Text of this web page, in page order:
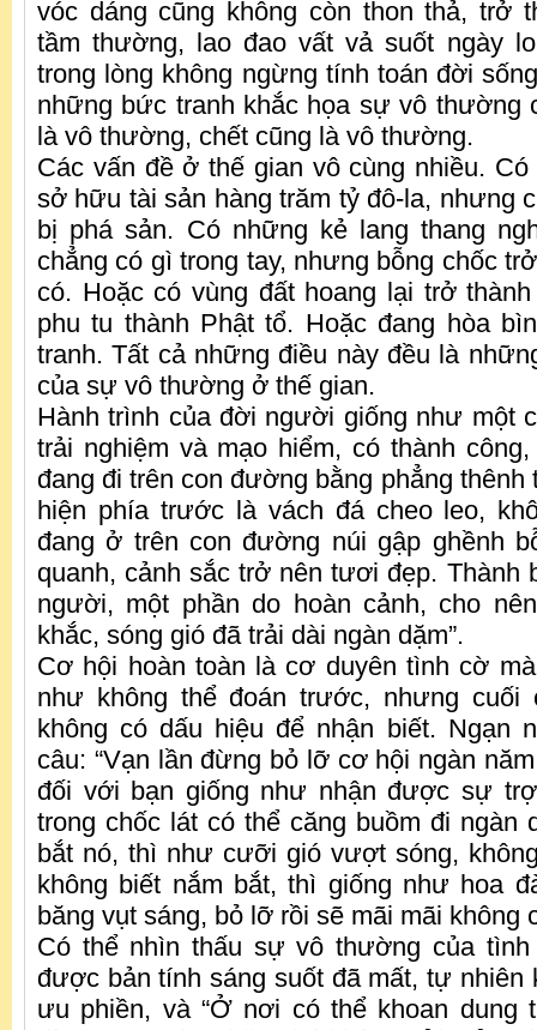
vóc dáng cũng không còn thon thả, trở
tầm thường, lao đao vất vả suốt ngày
trong lòng không ngừng tính toán đời
những bức tranh khắc họa sự vô thường
là vô thường, chết cũng là vô thường.
Các vấn đề ở thế gian vô cùng nhiều.
sở hữu tài sản hàng trăm tỷ đô-la, nhưng
bị phá sản. Có những kẻ lang thang
chẳng có gì trong tay, nhưng bỗng chốc
có. Hoặc có vùng đất hoang lại trở
phu tu thành Phật tổ. Hoặc đang hòa
tranh. Tất cả những điều này đều là
của sự vô thường ở thế gian.
Hành trình của đời người giống như một
trải nghiệm và mạo hiểm, có thành
đang đi trên con đường bằng phẳng thênh
hiện phía trước là vách đá cheo leo,
đang ở trên con đường núi gập ghềnh
quanh, cảnh sắc trở nên tươi đẹp. Thành
người, một phần do hoàn cảnh, cho
khắc, sóng gió đã trải dài ngàn dặm”.
Cơ hội hoàn toàn là cơ duyên tình cờ
như không thể đoán trước, nhưng cuối
không có dấu hiệu để nhận biết. Ngạn
câu: “Vạn lần đừng bỏ lỡ cơ hội ngàn
đối với bạn giống như nhận được sự
trong chốc lát có thể căng buồm đi ngàn
bắt nó, thì như cưỡi gió vượt sóng,
không biết nắm bắt, thì giống như hoa
băng vụt sáng, bỏ lỡ rồi sẽ mãi mãi không
Có thể nhìn thấu sự vô thường của
được bản tính sáng suốt đã mất, tự nhiên
ưu phiền, và “Ở nơi có thể khoan dung